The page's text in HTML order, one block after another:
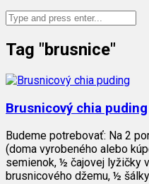
Tag "brusnice"
Brusnicový chia puding
Budeme potrebovať: Na 2
(doma vyrobeného alebo
semienok, ½ čajovej lyžičky
brusnicového džemu, ½